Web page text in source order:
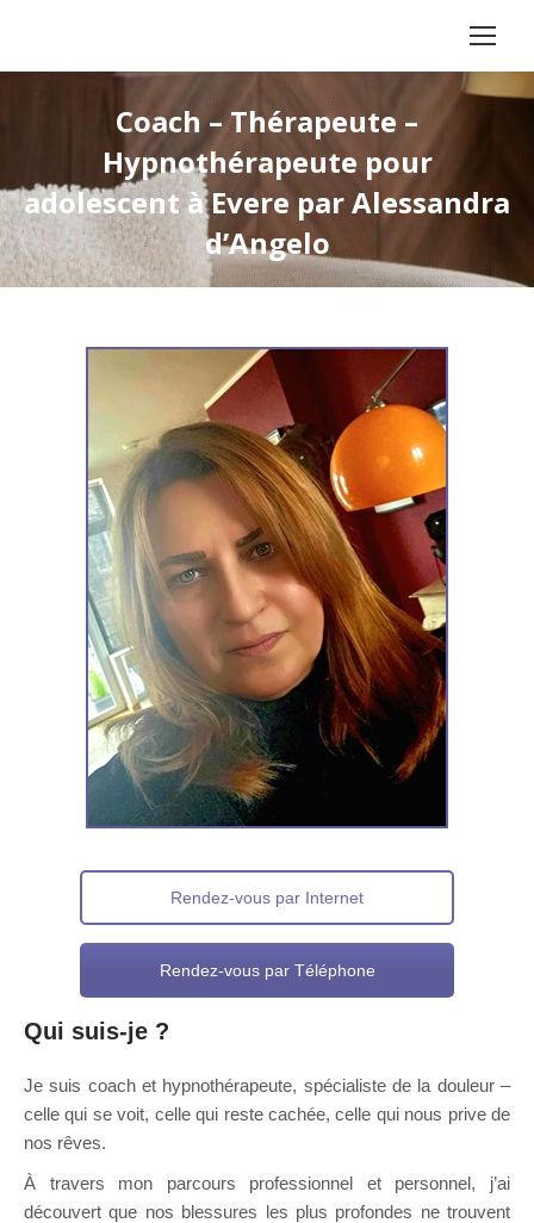
Coach – Thérapeute –
Hypnothérapeute pour
adolescent à Evere par Alessandra
d’Angelo
Qui suis-je ?
Je suis coach et hypnothérapeute, spécialiste de la douleur –
celle qui se voit, celle qui reste cachée, celle qui nous prive de
nos rêves.
À travers mon parcours professionnel et personnel, j’ai
découvert que nos blessures les plus profondes ne trouvent
Rendez-vous par Internet
Rendez-vous par Téléphone